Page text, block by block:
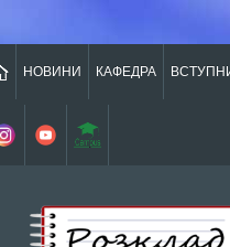
НОВИНИ КАФЕДРА